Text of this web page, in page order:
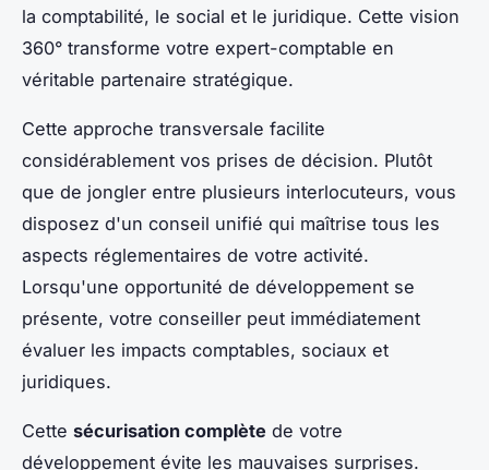
la comptabilité, le social et le juridique. Cette vision
360° transforme votre expert-comptable en
véritable partenaire stratégique.
Cette approche transversale facilite
considérablement vos prises de décision. Plutôt
que de jongler entre plusieurs interlocuteurs, vous
disposez d'un conseil unifié qui maîtrise tous les
aspects réglementaires de votre activité.
Lorsqu'une opportunité de développement se
présente, votre conseiller peut immédiatement
évaluer les impacts comptables, sociaux et
juridiques.
Cette sécurisation complète de votre
développement évite les mauvaises surprises.